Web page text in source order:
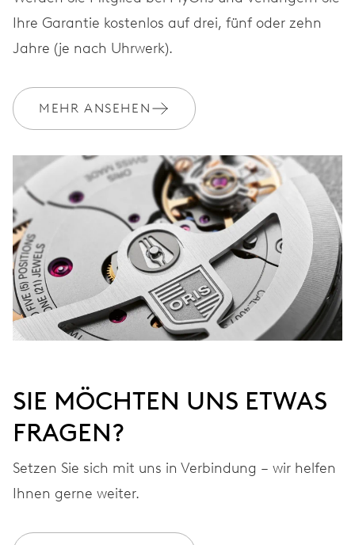
Ihre Garantie kostenlos auf drei, fünf oder zehn
Jahre (je nach Uhrwerk).
MEHR ANSEHEN
SIE MÖCHTEN UNS ETWAS
FRAGEN?
Setzen Sie sich mit uns in Verbindung – wir helfen
Ihnen gerne weiter.